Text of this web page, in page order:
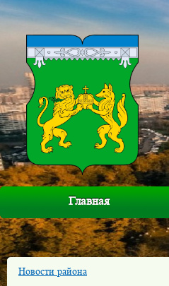
Главная
Новости района